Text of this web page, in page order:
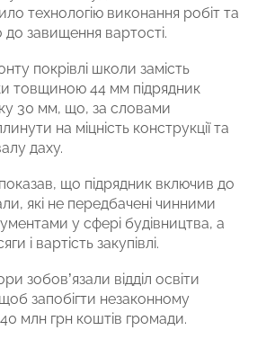
технологію виконання робіт та
завищення вартості.
покрівлі школи замість
товщиною 44 мм підрядник
30 мм, що, за словами
на міцність конструкції та
даху.
що підрядник включив до
які не передбачені чинними
у сфері будівництва, а
і вартість закупівлі.
зобов’язали відділ освіти
запобігти незаконному
млн грн коштів громади.